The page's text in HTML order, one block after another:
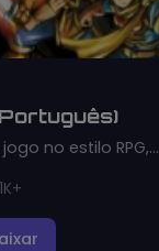
no estilo RPG,…
1K+